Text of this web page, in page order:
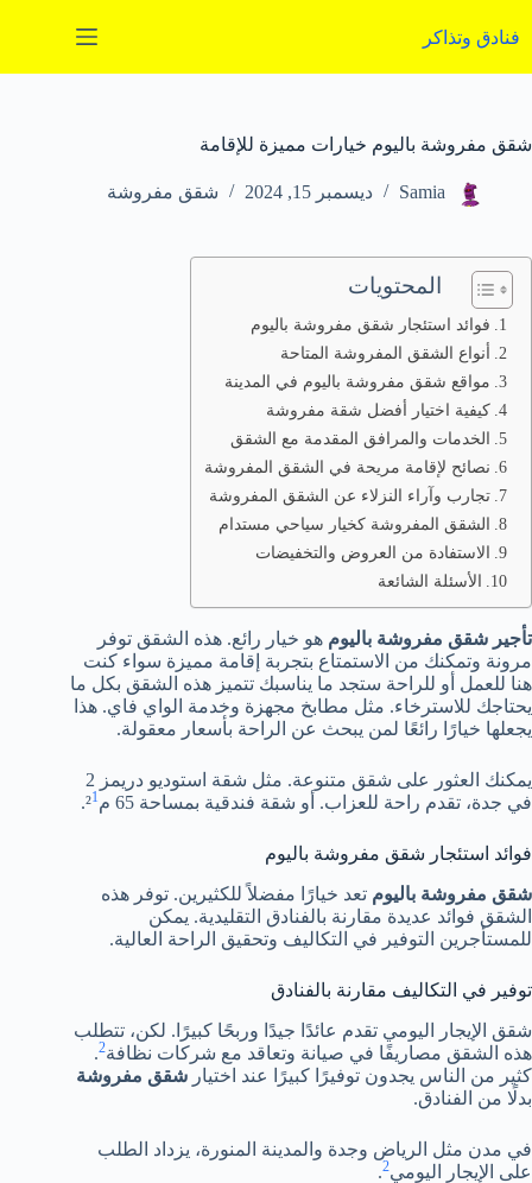
إلى
المحتوى
فنادق وتذاكر
شقق مفروشة باليوم خيارات مميزة للإقامة
Samia ديسمبر 15, 2024 شقق مفروشة
المحتويات
فوائد استئجار شقق مفروشة باليوم
أنواع الشقق المفروشة المتاحة
مواقع شقق مفروشة باليوم في المدينة
كيفية اختيار أفضل شقة مفروشة
الخدمات والمرافق المقدمة مع الشقق
نصائح لإقامة مريحة في الشقق المفروشة
تجارب وآراء النزلاء عن الشقق المفروشة
الشقق المفروشة كخيار سياحي مستدام
الاستفادة من العروض والتخفيضات
الأسئلة الشائعة
تأجير شقق مفروشة باليوم هو خيار رائع. هذه الشقق توفر
مرونة وتمكنك من الاستمتاع بتجربة إقامة مميزة سواء كنت
هنا للعمل أو للراحة ستجد ما يناسبك تتميز هذه الشقق بكل ما
يحتاجك للاسترخاء. مثل مطابخ مجهزة وخدمة الواي فاي. هذا
يجعلها خيارًا رائعًا لمن يبحث عن الراحة بأسعار معقولة.
يمكنك العثور على شقق متنوعة. مثل شقة استوديو دريمز 2
في جدة، تقدم راحة للعزاب. أو شقة فندقية بمساحة 65 م²
1
.
فوائد استئجار شقق مفروشة باليوم
شقق مفروشة باليوم تعد خيارًا مفضلاً للكثيرين. توفر هذه
الشقق فوائد عديدة مقارنة بالفنادق التقليدية. يمكن
للمستأجرين التوفير في التكاليف وتحقيق الراحة العالية.
توفير في التكاليف مقارنة بالفنادق
شقق الإيجار اليومي تقدم عائدًا جيدًا وربحًا كبيرًا. لكن، تتطلب
هذه الشقق مصاريفًا في صيانة وتعاقد مع شركات نظافة2
.
كثير من الناس يجدون توفيرًا كبيرًا عند اختيار شقق مفروشة
بدلًا من الفنادق.
في مدن مثل الرياض وجدة والمدينة المنورة، يزداد الطلب
على الإيجار اليومي2
.